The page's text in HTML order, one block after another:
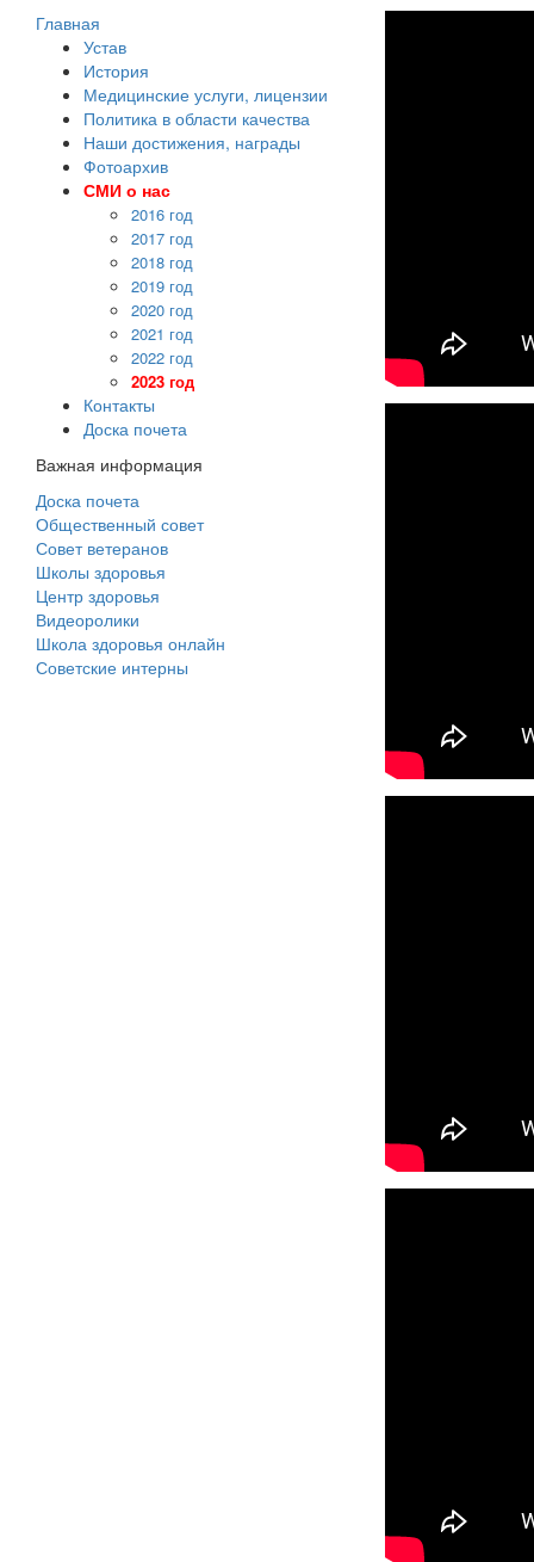
Главная
Устав
История
Медицинские услуги, лицензии
Политика в области качества
Наши достижения, награды
Фотоархив
СМИ о нас
2016 год
2017 год
2018 год
2019 год
2020 год
2021 год
2022 год
2023 год
Контакты
Доска почета
Важная информация
Доска почета
Общественный совет
Совет ветеранов
Школы здоровья
Центр здоровья
Видеоролики
Школа здоровья онлайн
Советские интерны